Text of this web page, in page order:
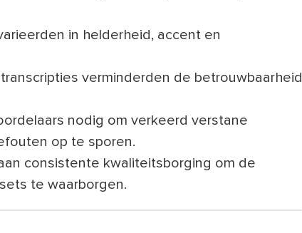
in helderheid, accent en
verminderden de betrouwbaarheid
nodig om verkeerd verstane
op te sporen.
consistente kwaliteitsborging om de
te waarborgen.